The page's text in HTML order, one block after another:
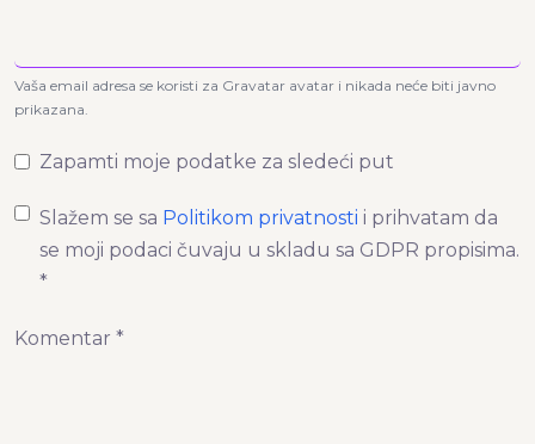
Vaša email adresa se koristi za Gravatar avatar i nikada neće biti javno
prikazana.
Zapamti moje podatke za sledeći put
Slažem se sa Politikom privatnosti i prihvatam da
se moji podaci čuvaju u skladu sa GDPR propisima.
*
Komentar *